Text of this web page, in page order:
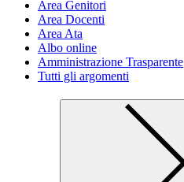
Area Genitori
Area Docenti
Area Ata
Albo online
Amministrazione Trasparente
Tutti gli argomenti